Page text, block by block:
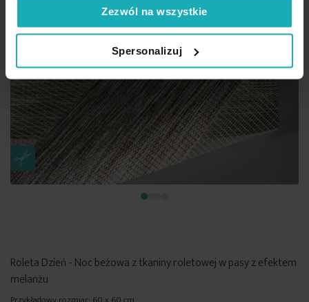
Zezwól na wszystkie
Spersonalizuj
Roleta Dzień - Noc beżowa z tkaniny roletowej w pasy z efektem
melanżu